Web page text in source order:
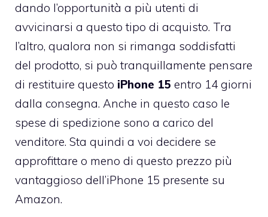
dando l’opportunità a più utenti di
avvicinarsi a questo tipo di acquisto. Tra
l’altro, qualora non si rimanga soddisfatti
del prodotto, si può tranquillamente pensare
di restituire questo iPhone 15 entro 14 giorni
dalla consegna. Anche in questo caso le
spese di spedizione sono a carico del
venditore. Sta quindi a voi decidere se
approfittare o meno di questo prezzo più
vantaggioso dell’iPhone 15 presente su
Amazon.